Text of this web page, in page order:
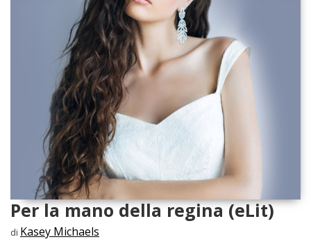
Per la mano della regina (eLit)
di Kasey Michaels